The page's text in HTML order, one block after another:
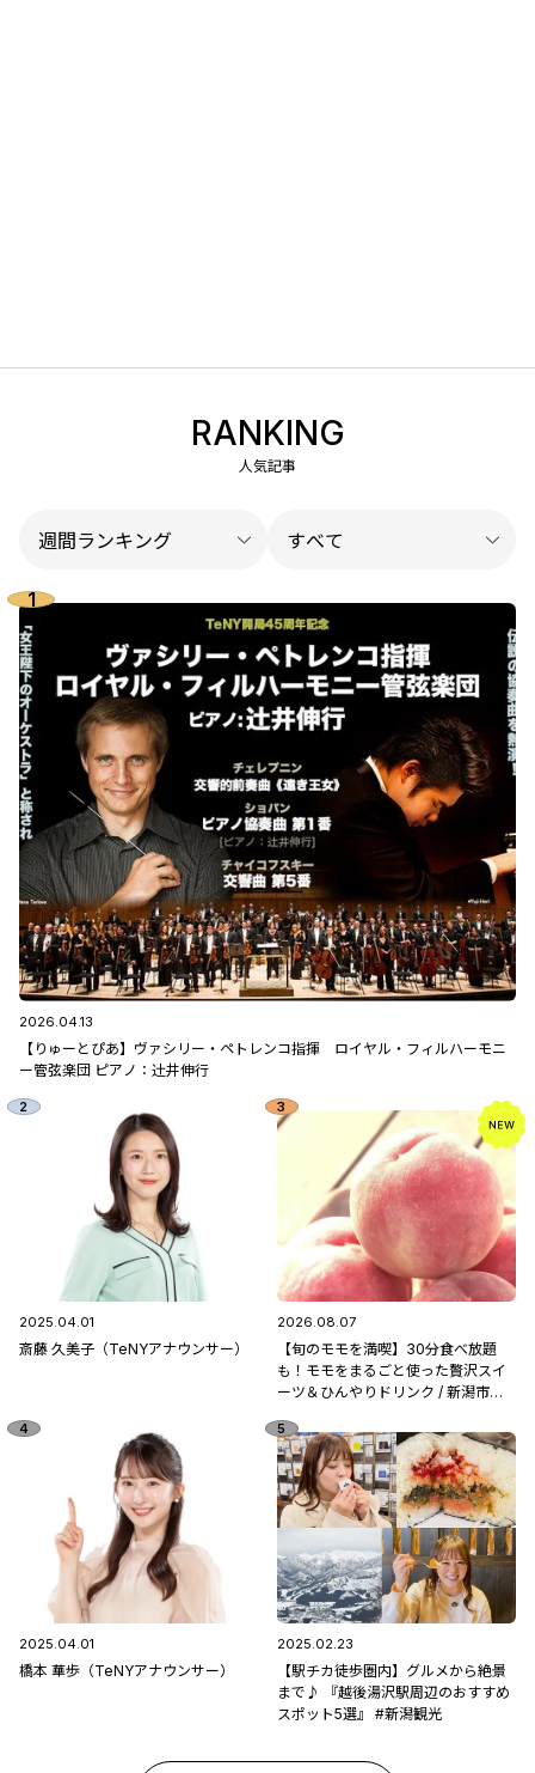
RANKING
人気記事
2026.04.13
【りゅーとぴあ】ヴァシリー・ペトレンコ指揮 ロイヤル・フィルハーモニ
ー管弦楽団 ピアノ：辻󠄀井伸行
2025.04.01
斎藤 久美子（TeNYアナウンサー）
2026.08.07
【旬のモモを満喫】30分食べ放題
も！モモをまるごと使った贅沢スイ
ーツ＆ひんやりドリンク / 新潟市南
2025.04.01
橋本 華歩（TeNYアナウンサー）
2025.02.23
【駅チカ徒歩圏内】グルメから絶景
まで♪ 『越後湯沢駅周辺のおすすめ
スポット5選』 #新潟観光